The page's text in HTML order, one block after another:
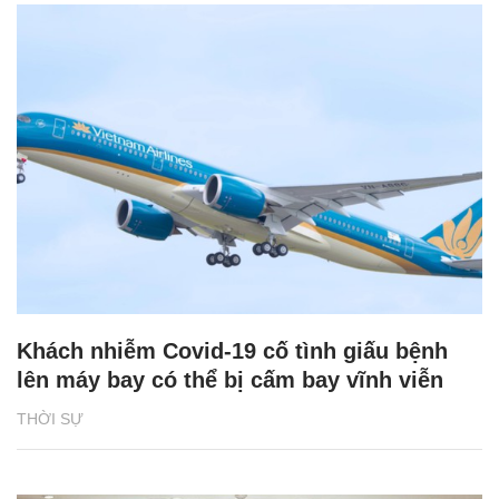
THỜI SỰ
Khách nhiễm Covid-19 cố tình giấu bệnh
lên máy bay có thể bị cấm bay vĩnh viễn